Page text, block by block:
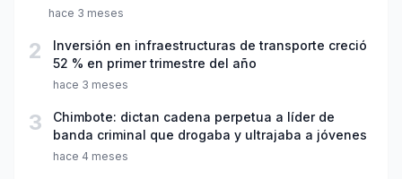
violación sexual y tentativa de feminicidio
hace 3 meses
2
Inversión en infraestructuras de transporte creció
52 % en primer trimestre del año
hace 3 meses
3
Chimbote: dictan cadena perpetua a líder de
banda criminal que drogaba y ultrajaba a jóvenes
hace 4 meses